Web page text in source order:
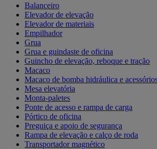
Balanceiro
Elevador de elevação
Elevador de materiais
Empilhador
Grua
Grua e guindaste de oficina
Guincho de elevação, reboque e tração
Macaco
Macaco de bomba hidráulica e
Mesa elevatória
Monta-paletes
Ponte de acesso e rampa de carga
Pórtico de oficina
Preguiça e apoio de segurança
Rampa de elevação e calço de roda
Transportador magnético